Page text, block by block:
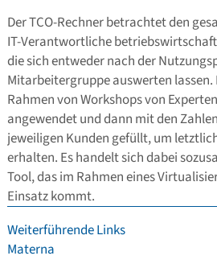
Der TCO-Rechner betrachtet den
IT-Verantwortliche
die sich entweder nach der
Mitarbeitergruppe auswerten lassen.
Rahmen von Workshops von
angewendet und dann mit den
jeweiligen Kunden gefüllt, um
erhalten. Es handelt sich dabei
Tool, das im Rahmen eines
Einsatz kommt.
Weiterführende Links
Materna